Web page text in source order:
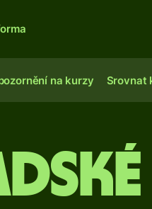
na kurzy Srovnat